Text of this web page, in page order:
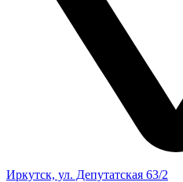
Иркутск, ул. Депутатская 63/2